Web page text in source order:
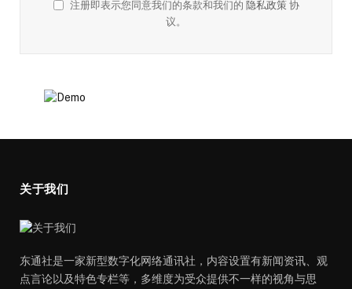
注册即表示您同意我们的条款和我们的 隐私政策协
议。
关于我们
东通社是一家新型数字化网络通讯社，内容设置有新闻资讯、观
点言论以及特色专栏等，多维度为受众提供不一样的视角与思